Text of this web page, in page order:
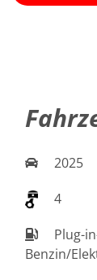
2025
4
Plug-
Benzin/